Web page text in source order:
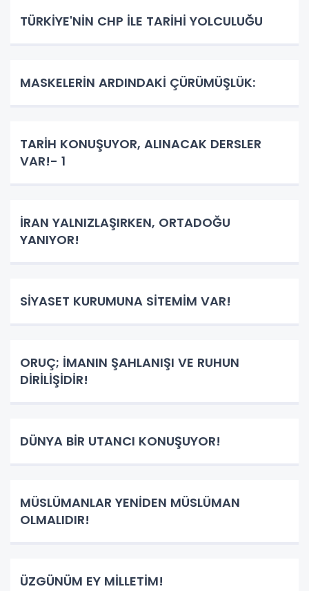
TÜRKİYE'NİN CHP İLE TARİHİ YOLCULUĞU
MASKELERİN ARDINDAKİ ÇÜRÜMÜŞLÜK:
TARİH KONUŞUYOR, ALINACAK DERSLER
VAR!- 1
İRAN YALNIZLAŞIRKEN, ORTADOĞU
YANIYOR!
SİYASET KURUMUNA SİTEMİM VAR!
ORUÇ; İMANIN ŞAHLANIŞI VE RUHUN
DİRİLİŞİDİR!
DÜNYA BİR UTANCI KONUŞUYOR!
MÜSLÜMANLAR YENİDEN MÜSLÜMAN
OLMALIDIR!
ÜZGÜNÜM EY MİLLETİM!